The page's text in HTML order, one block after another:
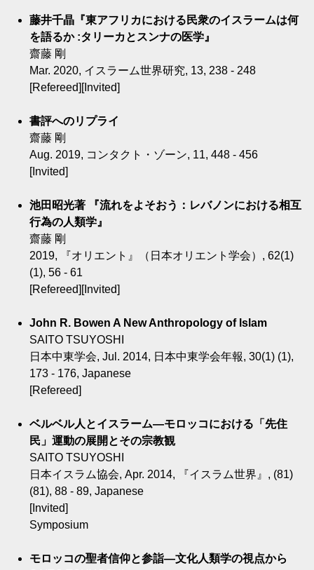
藤井千晶『東アフリカにおける民衆のイスラームは何
を語るか :タリーカとスンナの医学』
齋藤 剛
Mar. 2020, イスラーム世界研究, 13, 238 - 248
[Refereed][Invited]
書評へのリプライ
齋藤 剛
Aug. 2019, コンタクト・ゾーン, 11, 448 - 456
[Invited]
池田昭光著 『流れをよそおう：レバノンにおける相互
行為の人類学』
齋藤 剛
2019, 『オリエント』（日本オリエント学会）, 62(1)
(1), 56 - 61
[Refereed][Invited]
John R. Bowen A New Anthropology of lslam
SAITO TSUYOSHI
日本中東学会, Jul. 2014, 日本中東学会年報, 30(1) (1),
173 - 176, Japanese
[Refereed]
ベルベル人とイスラーム―モロッコにおける「先住
民」運動の展開とその宗教観
SAITO TSUYOSHI
日本イスラム協会, Apr. 2014, 『イスラム世界』, (81)
(81), 88 - 89, Japanese
[Invited]
Symposium
モロッコの聖者信仰と参詣―文化人類学の視点から